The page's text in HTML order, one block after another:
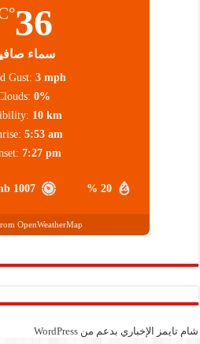
36
°C
سماء
20 %
1007 mb
Gust: 3 mph
0%
10 km
5:53 am
7:27 pm
OpenWeatherMap
شام تايمز الإخباري بدعم منWordPress